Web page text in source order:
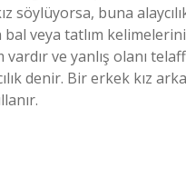
buna
veya tatlım
ve yanlış olanı
denir. Bir erkek kız